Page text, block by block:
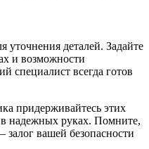
уточнения деталей. Задайте
и возможности
специалист всегда готов
придерживайтесь этих
в надежных руках. Помните,
вашей безопасности